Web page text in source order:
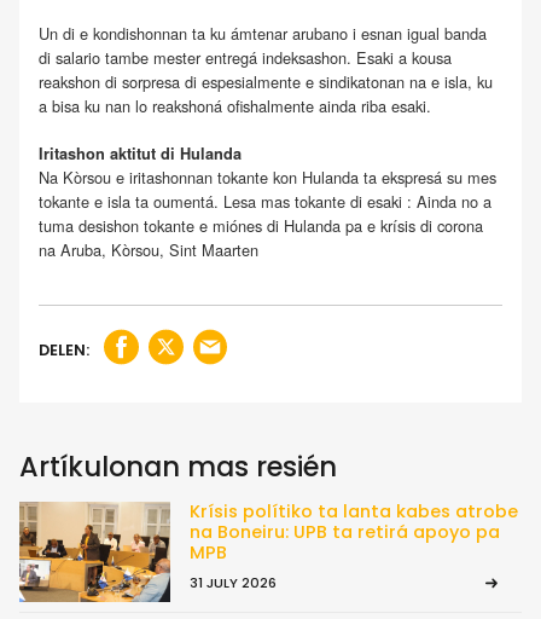
Un di e kondishonnan ta ku ámtenar arubano i esnan igual banda
di salario tambe mester entregá indeksashon. Esaki a kousa
reakshon di sorpresa di espesialmente e sindikatonan na e isla, ku
a bisa ku nan lo reakshoná ofishalmente ainda riba esaki.
Iritashon aktitut di Hulanda
Na Kòrsou e iritashonnan tokante kon Hulanda ta ekspresá su mes
tokante e isla ta oumentá. Lesa mas tokante di esaki : Ainda no a
tuma desishon tokante e miónes di Hulanda pa e krísis di corona
na Aruba, Kòrsou, Sint Maarten
DELEN:
Artíkulonan mas resién
Krísis polítiko ta lanta kabes atrobe
na Boneiru: UPB ta retirá apoyo pa
MPB
31 JULY 2026